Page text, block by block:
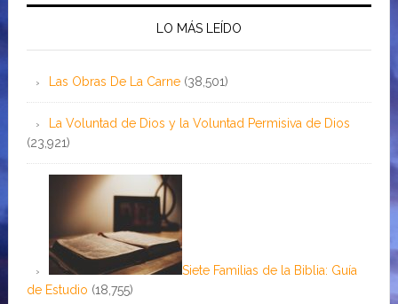
LO MÁS LEÍDO
Las Obras De La Carne (38,501)
La Voluntad de Dios y la Voluntad Permisiva de Dios
(23,921)
Siete Familias de la Biblia: Guía
de Estudio (18,755)